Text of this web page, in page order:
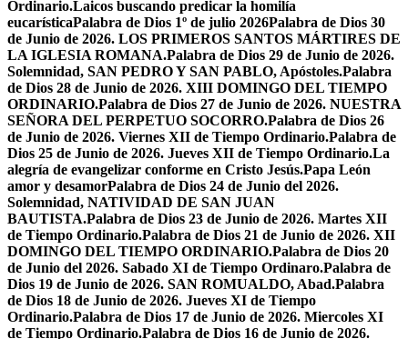
Ordinario.Laicos buscando predicar la homilía
eucarísticaPalabra de Dios 1º de julio 2026Palabra de Dios 30
de Junio de 2026. LOS PRIMEROS SANTOS MÁRTIRES DE
LA IGLESIA ROMANA.Palabra de Dios 29 de Junio de 2026.
Solemnidad, SAN PEDRO Y SAN PABLO, Apóstoles.Palabra
de Dios 28 de Junio de 2026. XIII DOMINGO DEL TIEMPO
ORDINARIO.Palabra de Dios 27 de Junio de 2026. NUESTRA
SEÑORA DEL PERPETUO SOCORRO.Palabra de Dios 26
de Junio de 2026. Viernes XII de Tiempo Ordinario.Palabra de
Dios 25 de Junio de 2026. Jueves XII de Tiempo Ordinario.La
alegría de evangelizar conforme en Cristo Jesús.Papa León
amor y desamorPalabra de Dios 24 de Junio del 2026.
Solemnidad, NATIVIDAD DE SAN JUAN
BAUTISTA.Palabra de Dios 23 de Junio de 2026. Martes XII
de Tiempo Ordinario.Palabra de Dios 21 de Junio de 2026. XII
DOMINGO DEL TIEMPO ORDINARIO.Palabra de Dios 20
de Junio del 2026. Sabado XI de Tiempo Ordinaro.Palabra de
Dios 19 de Junio de 2026. SAN ROMUALDO, Abad.Palabra
de Dios 18 de Junio de 2026. Jueves XI de Tiempo
Ordinario.Palabra de Dios 17 de Junio de 2026. Miercoles XI
de Tiempo Ordinario.Palabra de Dios 16 de Junio de 2026.